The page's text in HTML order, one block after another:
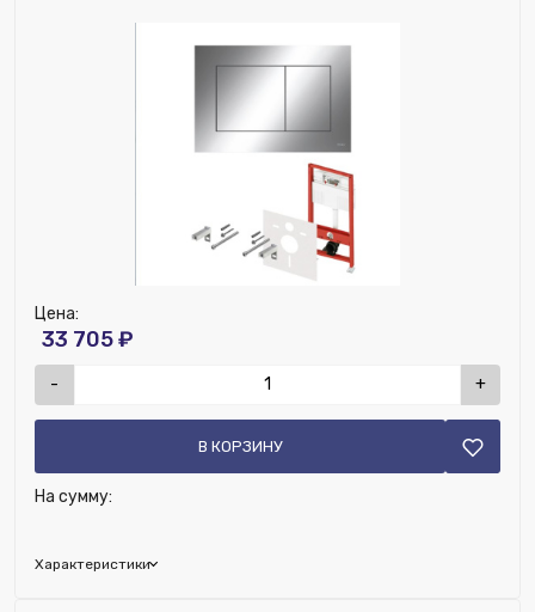
Характеристики
Цена:
33 705 ₽
- +
В КОРЗИНУ
На сумму: